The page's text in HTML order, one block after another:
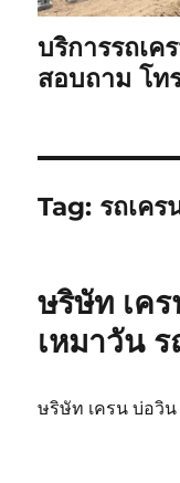
บริการรถเค
สอบถาม โ
Tag: รถเค
ษริษัท เค
เหมาวัน
ษริษัท เครน บ่อวิน